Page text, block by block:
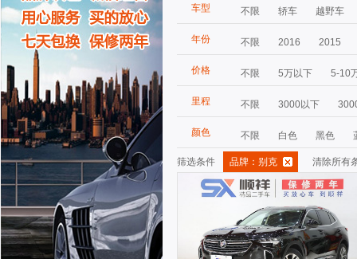
车型 不限 轿车 越野车
年份 不限 2016 2015
价格 不限 5万以下 5-10
里程 不限 3000以下
颜色 不限 白色 黑色
筛选条件 品牌：别克 清除所有